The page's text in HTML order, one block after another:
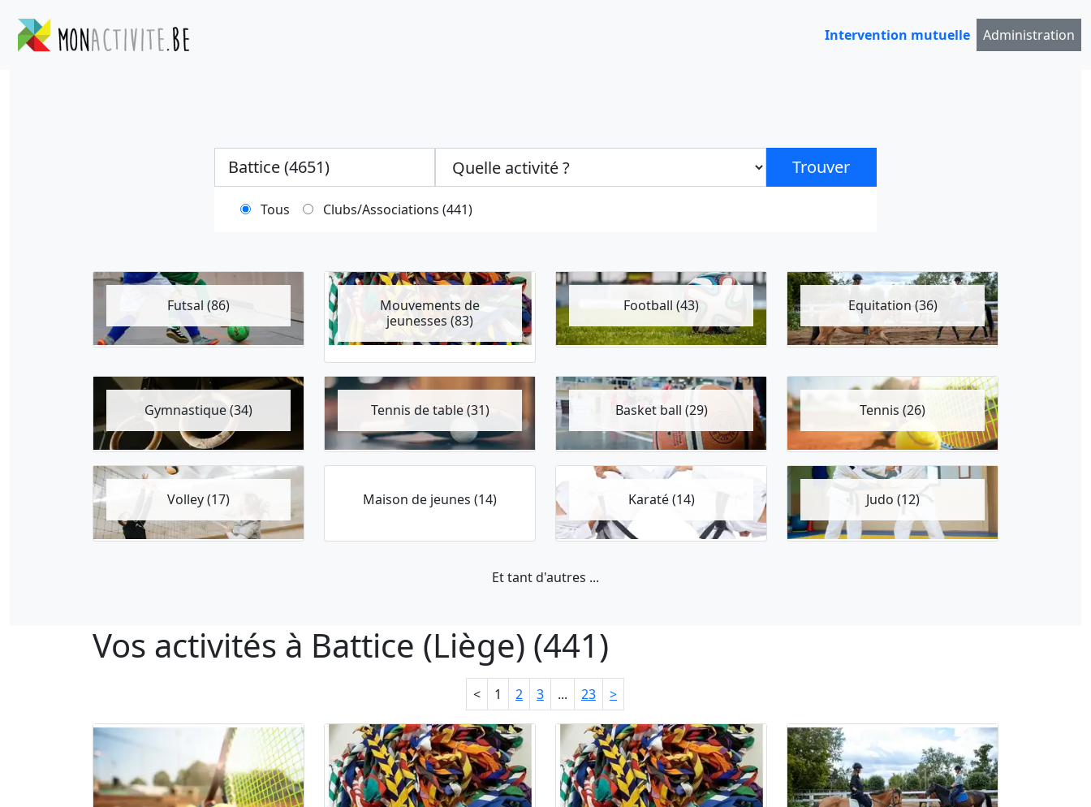
Intervention mutuelle Administration
Trouver
Tous Clubs/Associations (441)
Futsal (86)
Mouvements de
jeunesses (83)
Football (43) Equitation (36)
Gymnastique (34) Tennis de table (31) Basket ball (29) Tennis (26)
Volley (17) Maison de jeunes (14) Karaté (14) Judo (12)
Et tant d'autres ...
Vos activités à Battice (Liège) (441)
< 1 2 3 ... 23 >